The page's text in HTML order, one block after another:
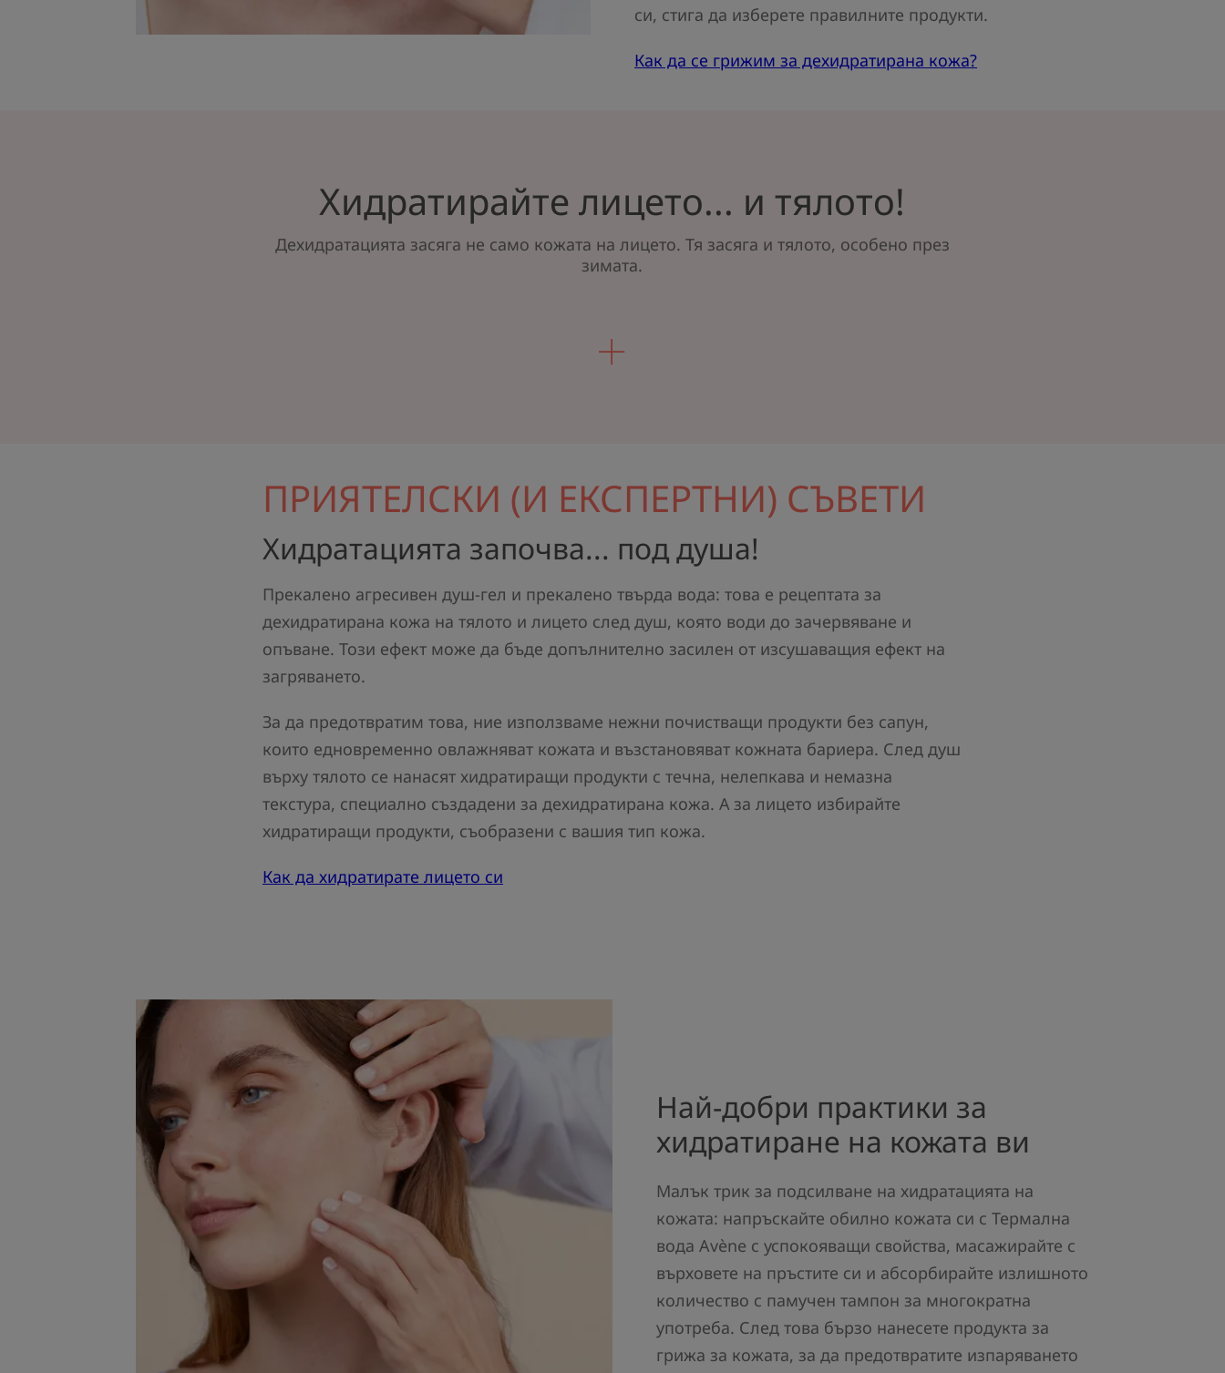
си, стига да изберете правилните продукти.
Как да се грижим за дехидратирана кожа?
Хидратирайте лицето... и тялото!
Дехидратацията засяга не само кожата на лицето. Тя засяга и тялото, особено през
зимата.
ПРИЯТЕЛСКИ (И ЕКСПЕРТНИ) СЪВЕТИ
Хидратацията започва... под душа!
Прекалено агресивен душ-гел и прекалено твърда вода: това е рецептата за
дехидратирана кожа на тялото и лицето след душ, която води до зачервяване и
опъване. Този ефект може да бъде допълнително засилен от изсушаващия ефект на
загряването.
За да предотвратим това, ние използваме нежни почистващи продукти без сапун,
които едновременно овлажняват кожата и възстановяват кожната бариера. След душ
върху тялото се нанасят хидратиращи продукти с течна, нелепкава и немазна
текстура, специално създадени за дехидратирана кожа. А за лицето избирайте
хидратиращи продукти, съобразени с вашия тип кожа.
Как да хидратирате лицето си
Най-добри практики за
хидратиране на кожата ви
Малък трик за подсилване на хидратацията на
кожата: напръскайте обилно кожата си с Термална
вода Avène с успокояващи свойства, масажирайте с
върховете на пръстите си и абсорбирайте излишното
количество с памучен тампон за многократна
употреба. След това бързо нанесете продукта за
грижа за кожата, за да предотвратите изпаряването